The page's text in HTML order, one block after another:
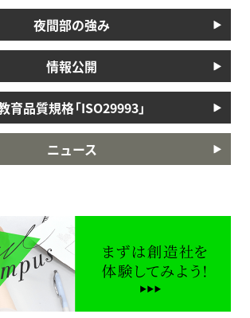
夜間部の強み
情報公開
育品質規格「ISO29993」
ニュース